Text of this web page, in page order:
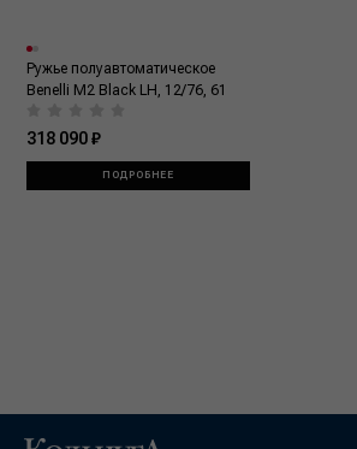
Ружье полуавтоматическое
Benelli M2 Black LH, 12/76, 61
318 090 ₽
ПОДРОБНЕЕ